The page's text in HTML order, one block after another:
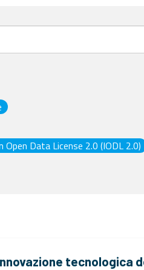
Open Data License 2.0 (IODL 2.0)
tecnologica